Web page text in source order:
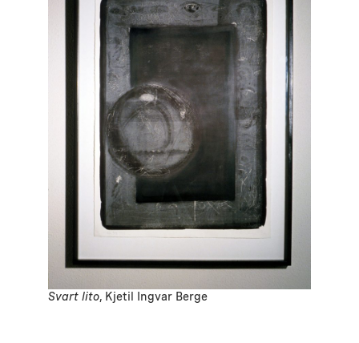
Svart lito, Kjetil Ingvar Berge